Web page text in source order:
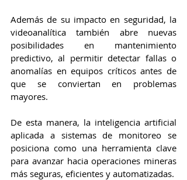
Además de su impacto en seguridad, la
videoanalítica también abre nuevas
posibilidades en mantenimiento
predictivo, al permitir detectar fallas o
anomalías en equipos críticos antes de
que se conviertan en problemas
mayores.
De esta manera, la inteligencia artificial
aplicada a sistemas de monitoreo se
posiciona como una herramienta clave
para avanzar hacia operaciones mineras
más seguras, eficientes y automatizadas.